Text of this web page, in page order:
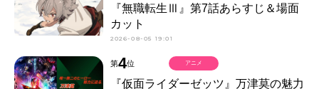
『無職転生Ⅲ』第7話あらすじ＆場面
カット
2026-08-05 19:01
第4位
『仮面ライダーゼッツ』万津莫の魅力
アニメ